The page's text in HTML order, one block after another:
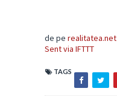
de pe realitatea.net
Sent via IFTTT
TAGS